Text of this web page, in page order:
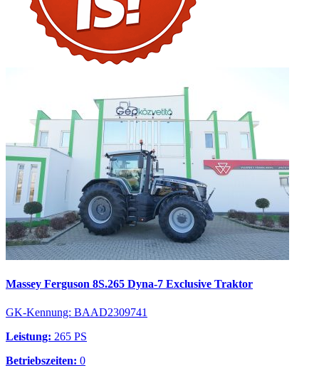
Massey Ferguson 8S.265 Dyna-7 Exclusive Traktor
GK-Kennung: BAAD2309741
Leistung: 265 PS
Betriebszeiten: 0